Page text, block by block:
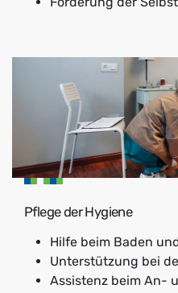
Pflege der Hygiene
Hilfe beim Baden
Unterstützung bei
Assistenz beim An-